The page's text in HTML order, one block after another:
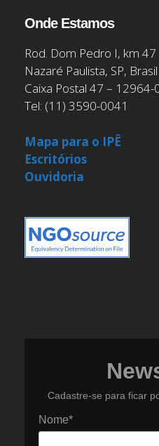
Onde Estamos
Rod. Dom Pedro I, km 47
Nazaré Paulista, SP, Brasil
Caixa Postal 47 – 12964-
Tel: (11) 3590-0041
Mapa para o IPÊ
Escritórios
Ouvidoria
Cadastre-se para ficar
Nome*